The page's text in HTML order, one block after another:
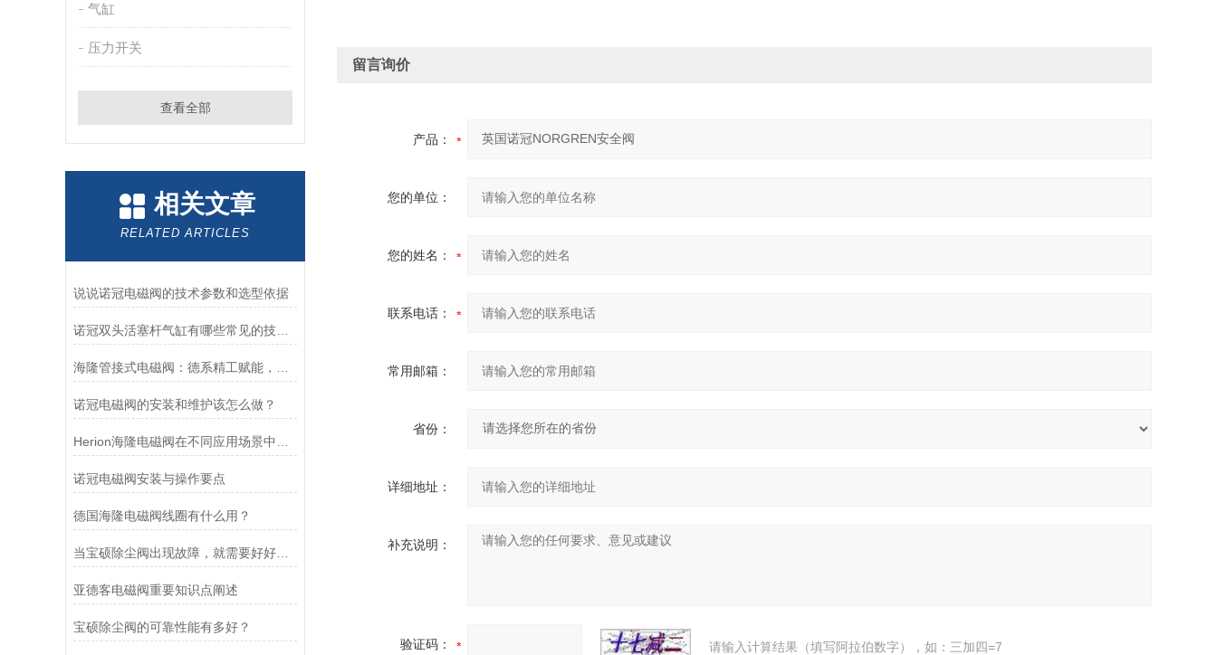
气缸
压力开关
查看全部
相关文章
RELATED ARTICLES
说说诺冠电磁阀的技术参数和选型依据
诺冠双头活塞杆气缸有哪些常见的技术参数？
诺冠电磁阀的安装和维护该怎么做？
诺冠电磁阀安装与操作要点
德国海隆电磁阀线圈有什么用？
当宝硕除尘阀出现故障，就需要好好检查这五个部位
亚德客电磁阀重要知识点阐述
宝硕除尘阀的可靠性能有多好？
留言询价
产品：
您的单位：
您的姓名：
联系电话：
常用邮箱：
省份：
详细地址：
补充说明：
验证码： 请输入计算结果（填写阿拉伯数字），如：三加四=7